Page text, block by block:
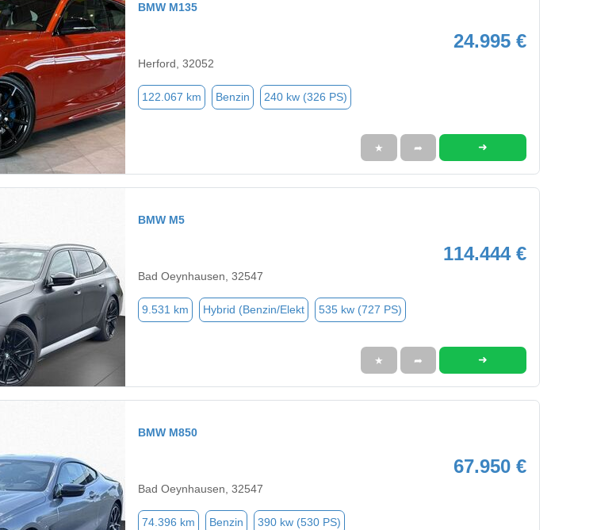
BMW M135
24.995 €
Herford, 32052
122.067 km Benzin 240 kw (326 PS)
★ ➦ ➜
BMW M5
114.444 €
Bad Oeynhausen, 32547
9.531 km Hybrid (Benzin/Elekt 535 kw (727 PS)
★ ➦ ➜
BMW M850
67.950 €
Bad Oeynhausen, 32547
74.396 km Benzin 390 kw (530 PS)